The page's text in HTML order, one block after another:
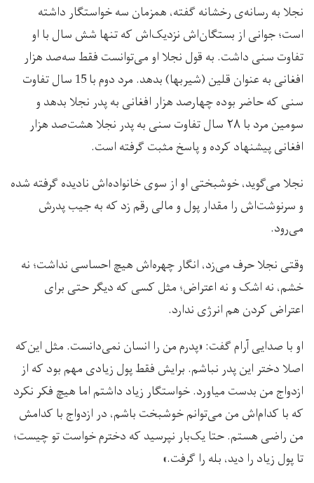
نجلا به رسانه‌ی رخشانه گفته، همزمان سه خواستگار داشته
است؛ جوانی از بستگان‌اش نزدیک‌اش که تنها شش سال با او
تفاوت سنی داشت. به قول نجلا او می‌توانست فقط سه‌صد هزار
افغانی به عنوان قلین (شیربها) بدهد. مرد دوم با 15 سال تفاوت
سنی که حاضر بوده چهارصد هزار افغانی به پدر نجلا بدهد و
سومین مرد با ۲۸ سال تفاوت سنی به پدر نجلا هشت‌صد هزار
افغانی پیشنهاد کرده و پاسخ مثبت گرفته است.
نجلا می‌گوید، خوشبختی‌ او از سوی خانواده‌اش نادیده گرفته شده
و سرنوشت‌اش را مقدار پول و مالی رقم زد که به جیب پدرش
می‌رود.
وقتی نجلا حرف می‌زد، انگار چهره‌اش هیچ احساسی نداشت؛ نه
خشم، نه اشک و نه اعتراض؛ مثل کسی که دیگر حتی برای
اعتراض کردن هم انرژی ندارد.
او با صدایی آرام گفت: «پدرم من را انسان نمی‌دانست. مثل این‌که
اصلا دختر این پدر نباشم. برایش فقط پول زیادی مهم بود که از
ازدواج من بدست میاورد. خواستگار زیاد داشتم اما هیچ فکر نکرد
که با کدام‌اش من می‌توانم خوشبخت باشم، در ازدواج با کدامش
من راضی هستم. حتا یک‌بار نپرسید که دخترم خواست تو چیست؛
تا پول زیاد را دید، بله را گرفت.»